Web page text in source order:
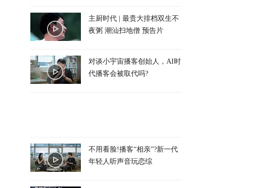
主厨时代 | 最贵大排档双生不
夜粥 潮汕扫地僧 预告片
对谈小宇宙播客创始人，AI时
代播客会被取代吗?
不用看脸!播客“相亲”?新一代
年轻人听声音玩恋综